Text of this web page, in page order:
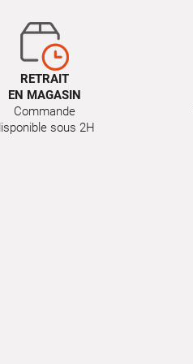
RETRAIT
EN MAGASIN
Commande
sous 2H